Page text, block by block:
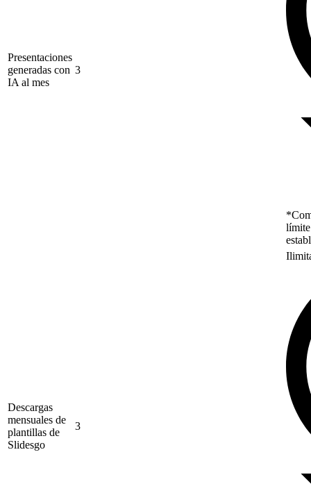
Presentaciones
generadas con
IA al mes
3
Descargas
mensuales de
plantillas de
Slidesgo
3